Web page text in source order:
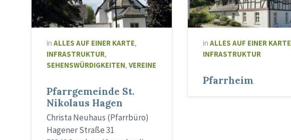
in ALLES AUF EINER KARTE,
INFRASTRUKTUR,
SEHENSWÜRDIGKEITEN, VEREINE
Pfarrgemeinde St.
Nikolaus Hagen
Christa Neuhaus (Pfarrbüro)
Hagener Straße 31
inALLES AUF EINER KARTE
INFRASTRUKTUR
Pfarrheim